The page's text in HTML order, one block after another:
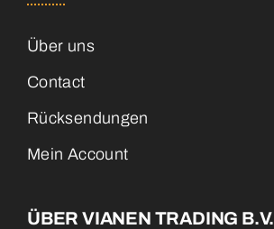
Über uns
Contact
Rücksendungen
Mein Account
ÜBER VIANEN TRADING B.V.